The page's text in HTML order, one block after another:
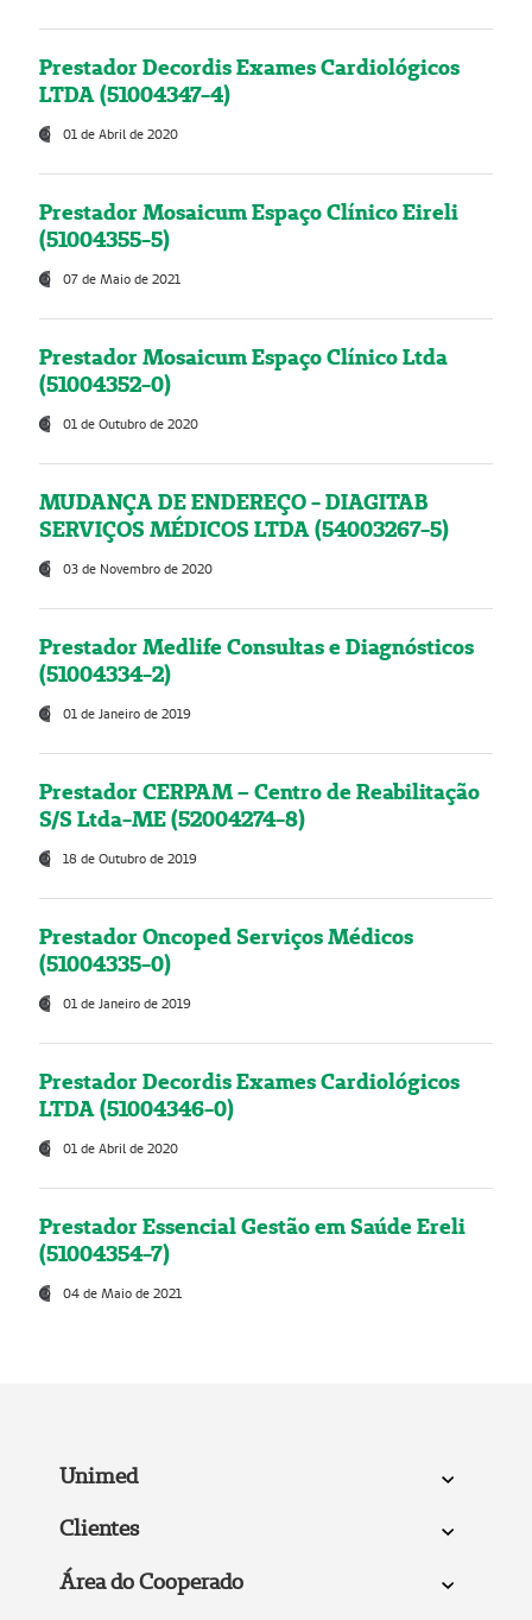
Prestador Decordis Exames Cardiológicos
LTDA (51004347-4)
01 de Abril de 2020
Prestador Mosaicum Espaço Clínico Eireli
(51004355-5)
07 de Maio de 2021
Prestador Mosaicum Espaço Clínico Ltda
(51004352-0)
01 de Outubro de 2020
MUDANÇA DE ENDEREÇO - DIAGITAB
SERVIÇOS MÉDICOS LTDA (54003267-5)
03 de Novembro de 2020
Prestador Medlife Consultas e Diagnósticos
(51004334-2)
01 de Janeiro de 2019
Prestador CERPAM – Centro de Reabilitação
S/S Ltda-ME (52004274-8)
18 de Outubro de 2019
Prestador Oncoped Serviços Médicos
(51004335-0)
01 de Janeiro de 2019
Prestador Decordis Exames Cardiológicos
LTDA (51004346-0)
01 de Abril de 2020
Prestador Essencial Gestão em Saúde Ereli
(51004354-7)
04 de Maio de 2021
Unimed
Clientes
Área do Cooperado